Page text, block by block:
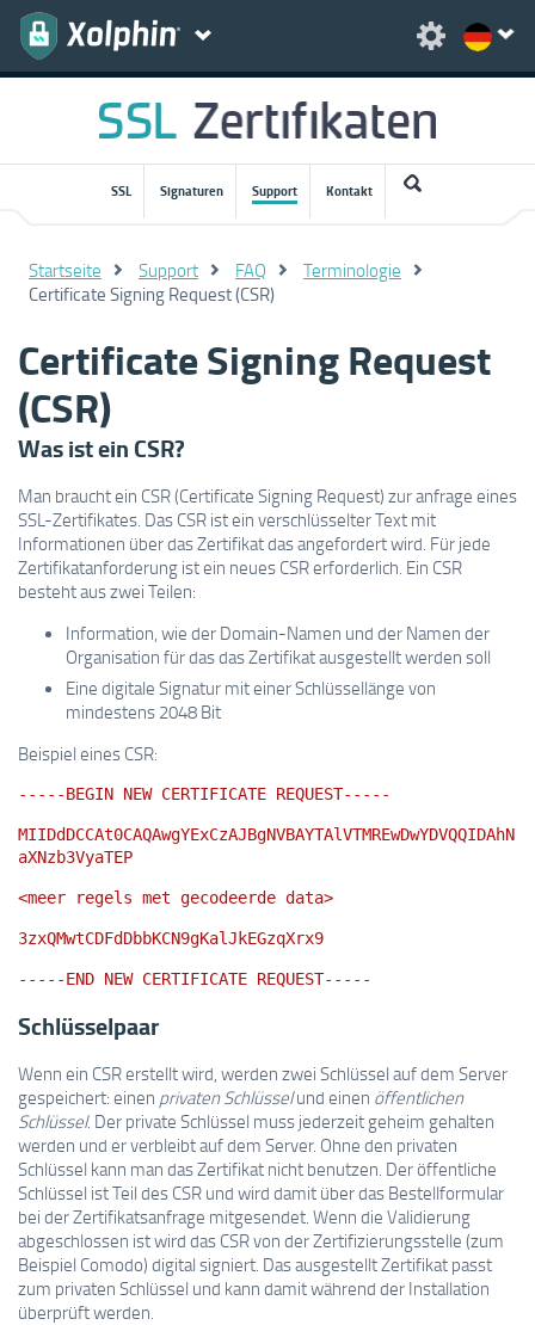
SSL Signaturen Support Kontakt
Startseite Support FAQ Terminologie
Certificate Signing Request (CSR)
Certificate Signing Request
(CSR)
Was ist ein CSR?
Man braucht ein CSR (Certificate Signing Request) zur anfrage eines
SSL-Zertifikates. Das CSR ist ein verschlüsselter Text mit
Informationen über das Zertifikat das angefordert wird. Für jede
Zertifikatanforderung ist ein neues CSR erforderlich. Ein CSR
besteht aus zwei Teilen:
Information, wie der Domain-Namen und der Namen der
Organisation für das das Zertifikat ausgestellt werden soll
Eine digitale Signatur mit einer Schlüssellänge von
mindestens 2048 Bit
Beispiel eines CSR:
-----BEGIN NEW CERTIFICATE REQUEST-----
MIIDdDCCAt0CAQAwgYExCzAJBgNVBAYTAlVTMREwDwYDVQQIDAhN
aXNzb3VyaTEP
<meer regels met gecodeerde data>
3zxQMwtCDFdDbbKCN9gKalJkEGzqXrx9
-----END NEW CERTIFICATE REQUEST-----
Schlüsselpaar
Wenn ein CSR erstellt wird, werden zwei Schlüssel auf dem Server
gespeichert: einen privaten Schlüsselund einen öffentlichen
Schlüssel. Der private Schlüssel muss jederzeit geheim gehalten
werden und er verbleibt auf dem Server. Ohne den privaten
Schlüssel kann man das Zertifikat nicht benutzen. Der öffentliche
Schlüssel ist Teil des CSR und wird damit über das Bestellformular
bei der Zertifikatsanfrage mitgesendet. Wenn die Validierung
abgeschlossen ist wird das CSR von der Zertifizierungsstelle (zum
Beispiel Comodo) digital signiert. Das ausgestellt Zertifikat passt
zum privaten Schlüssel und kann damit während der Installation
überprüft werden.